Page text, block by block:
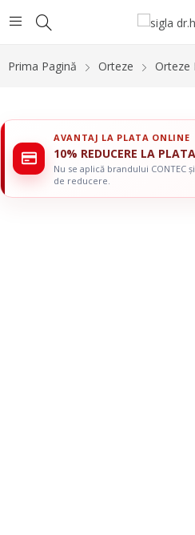
Prima Pagină Orteze Orteze
AVANTAJ LA PLATA ONLINE
10% REDUCERE LA
Nu se aplică brandului CONTEC
de reducere.